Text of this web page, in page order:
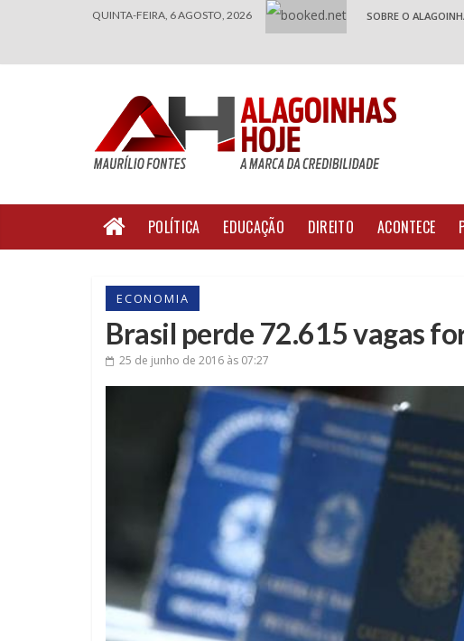
QUINTA-FEIRA, 6 AGOSTO, 2026 SOBRE O
POLÍTICA EDUCAÇÃO DIREITO ACONTECE
ECONOMIA
Brasil perde 72.615 vagas
25 de junho de 2016 às 07:27